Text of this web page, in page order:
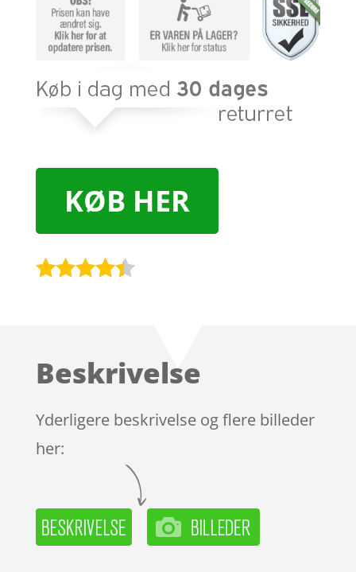
KØB HER
på
mmelser
Beskrivelse
Yderligere beskrivelse og flere billeder
her: